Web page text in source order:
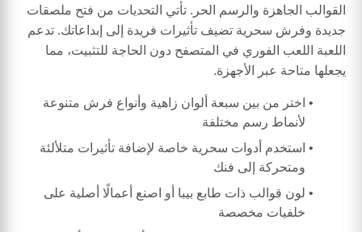
القوالب الجاهزة والرسم الحر. تأتي التحديات من فتح ملصقات
جديدة وفرش سحرية تضيف تأثيرات فريدة إلى إبداعاتك. تدعم
اللعبة اللعب الفوري في المتصفح دون الحاجة للتثبيت، مما
يجعلها متاحة عبر الأجهزة.
اختر من بين سبعة ألوان زاهية وأنواع فرش متنوعة
لأنماط رسم مختلفة
استخدم أدوات سحرية خاصة لإضافة تأثيرات متلألئة
ومتحركة إلى فنك
لون قوالب ذات طابع بيبا أو اصنع أعمالًا أصلية على
خلفيات مخصصة